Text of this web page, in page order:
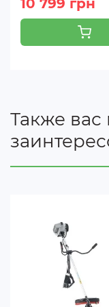
открытия
10 799 грн
Также вас